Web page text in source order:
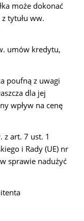
może dokonać
tytułu ww.
umów kredytu,
poufną z uwagi
dla jej
wpływ na cenę
z art. 7 ust. 1
i Rady (UE) nr
sprawie nadużyć